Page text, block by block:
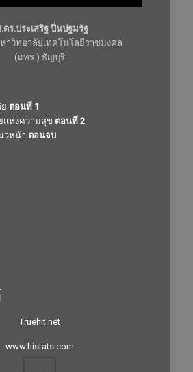
.ดร.ประเสริฐ ปิ่นปฐมรัฐ
าวิทยาลัยเทคโนโลยีราชมงคล
(มทร.) ธัญบุรี
ตอนที่ 1
แห่งความสุข ตอนที่ 2
วหน้า ตอนจบ
Truehit.net
www.histats.com